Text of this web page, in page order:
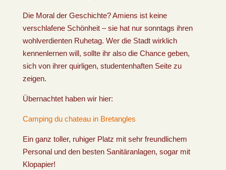
Die Moral der Geschichte? Amiens ist keine
verschlafene Schönheit – sie hat nur sonntags ihren
wohlverdienten Ruhetag. Wer die Stadt wirklich
kennenlernen will, sollte ihr also die Chance geben,
sich von ihrer quirligen, studentenhaften Seite zu
zeigen.
Übernachtet haben wir hier:
Camping du chateau in Bretangles
Ein ganz toller, ruhiger Platz mit sehr freundlichem
Personal und den besten Sanitäranlagen, sogar mit
Klopapier!